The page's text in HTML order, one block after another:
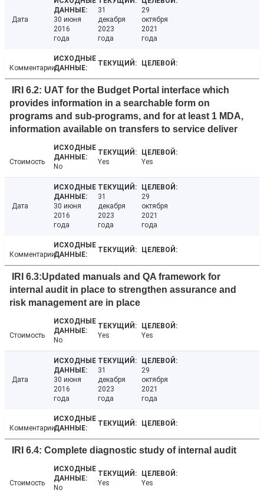
Дата
30 июня
2016
года
31
декабря
2023
года
29
октября
2021
года
Комментарии
IRI 6.2: UAT for the Budget Portal interface which
provides information in a searchable form on
programs and sub-programs, and for at least 1 MDA,
information available on transfers to service deliver
Стоимость
No
Yes Yes
Дата
30 июня
2016
года
31
декабря
2023
года
29
октября
2021
года
Комментарии
IRI 6.3:Updated manuals and QA framework for
internal audit in place to strengthen assurance and
risk management are in place
Стоимость
No
Yes Yes
Дата
30 июня
2016
года
31
декабря
2023
года
29
октября
2021
года
Комментарии
IRI 6.4: Complete diagnostic study of internal audit
Стоимость
No
Yes Yes